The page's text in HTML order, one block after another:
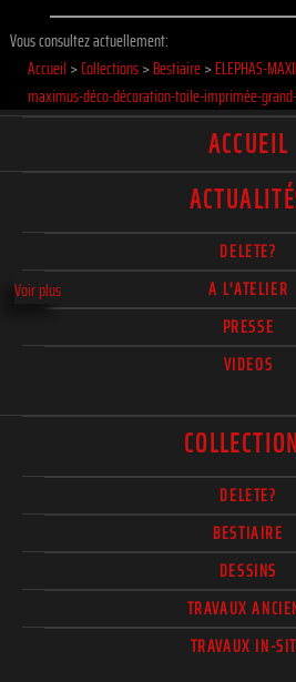
Voir plus
Vous consultez actuellement:
Accueil >Collections>Bestiaire>ELEPHAS-
maximus-déco-décoration-toile-imprimée-
ACCUEIL
DELETE?
A L'ATELIER
PRESSE
VIDEOS
DELETE?
BESTIAIRE
DESSINS
TRAVAUX
TRAVAUX IN-